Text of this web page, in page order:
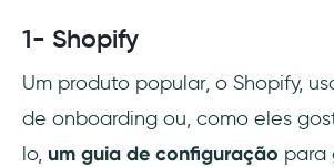
1- Shopify
Um produto popular, o Shopify,
de onboarding ou, como eles
lo, um guia de configuração para